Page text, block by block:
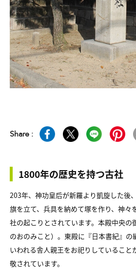
Share :
1800年の歴史を持つ古社
203年、神功皇后が新羅より凱旋した後
旗を立て、兵具を納めて塚を作り、神々
社の起こりとされています。本殿中央の
のおのみこと）。東殿に『日本書紀』の
いわれる舎人親王をお祀りしていること
敬されています。